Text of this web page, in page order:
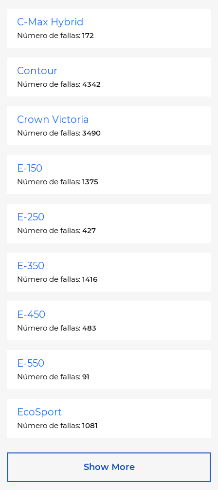
C-Max Hybrid
Número de fallas: 172
Contour
Número de fallas: 4342
Crown Victoria
Número de fallas: 3490
E-150
Número de fallas: 1375
E-250
Número de fallas: 427
E-350
Número de fallas: 1416
E-450
Número de fallas: 483
E-550
Número de fallas: 91
EcoSport
Número de fallas: 1081
Show More